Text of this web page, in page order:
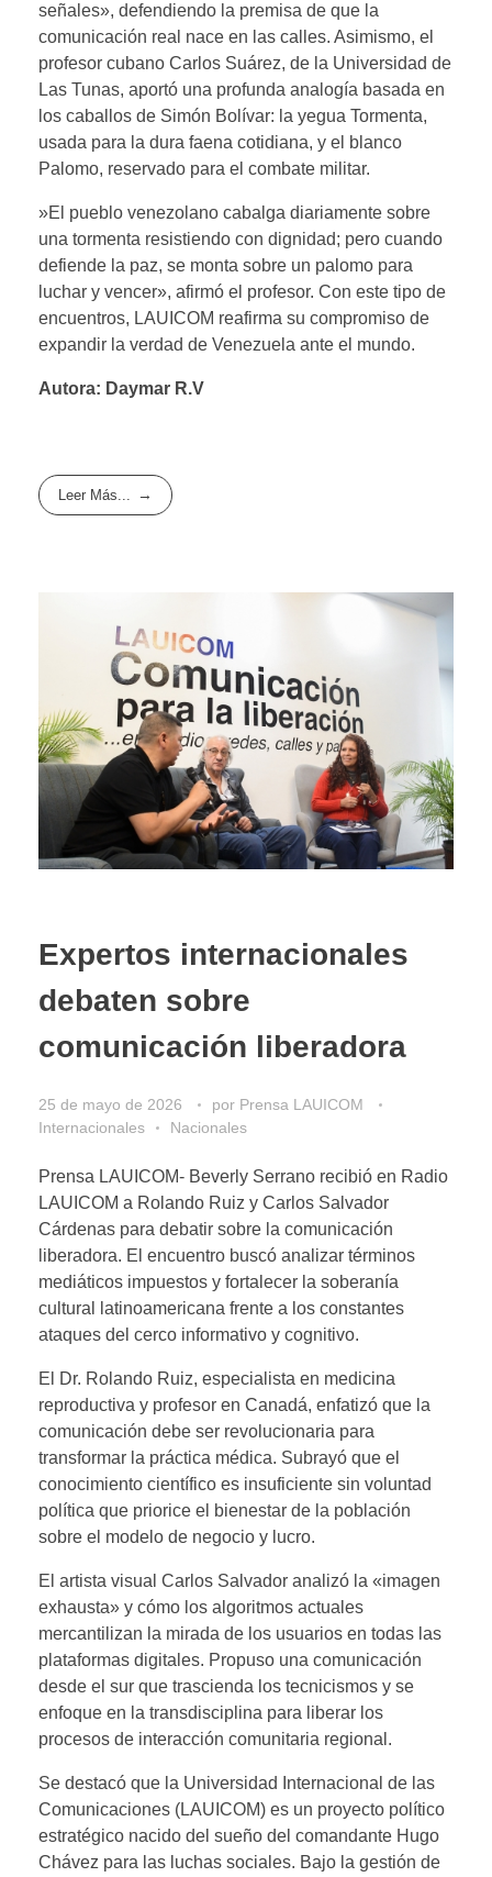
señales», defendiendo la premisa de que la
comunicación real nace en las calles. Asimismo, el
profesor cubano Carlos Suárez, de la Universidad de
Las Tunas, aportó una profunda analogía basada en
los caballos de Simón Bolívar: la yegua Tormenta,
usada para la dura faena cotidiana, y el blanco
Palomo, reservado para el combate militar.
​»El pueblo venezolano cabalga diariamente sobre
una tormenta resistiendo con dignidad; pero cuando
defiende la paz, se monta sobre un palomo para
luchar y vencer», afirmó el profesor. Con este tipo de
encuentros, LAUICOM reafirma su compromiso de
expandir la verdad de Venezuela ante el mundo.
Autora: Daymar R.V
Leer Más...
Expertos internacionales
debaten sobre
comunicación liberadora
25 de mayo de 2026 por Prensa LAUICOM
Internacionales
Nacionales
Prensa LAUICOM- Beverly Serrano recibió en Radio
LAUICOM a Rolando Ruiz y Carlos Salvador
Cárdenas para debatir sobre la comunicación
liberadora. El encuentro buscó analizar términos
mediáticos impuestos y fortalecer la soberanía
cultural latinoamericana frente a los constantes
ataques del cerco informativo y cognitivo.
El Dr. Rolando Ruiz, especialista en medicina
reproductiva y profesor en Canadá, enfatizó que la
comunicación debe ser revolucionaria para
transformar la práctica médica. Subrayó que el
conocimiento científico es insuficiente sin voluntad
política que priorice el bienestar de la población
sobre el modelo de negocio y lucro.
El artista visual Carlos Salvador analizó la «imagen
exhausta» y cómo los algoritmos actuales
mercantilizan la mirada de los usuarios en todas las
plataformas digitales. Propuso una comunicación
desde el sur que trascienda los tecnicismos y se
enfoque en la transdisciplina para liberar los
procesos de interacción comunitaria regional.
Se destacó que la Universidad Internacional de las
Comunicaciones (LAUICOM) es un proyecto político
estratégico nacido del sueño del comandante Hugo
Chávez para las luchas sociales. Bajo la gestión de